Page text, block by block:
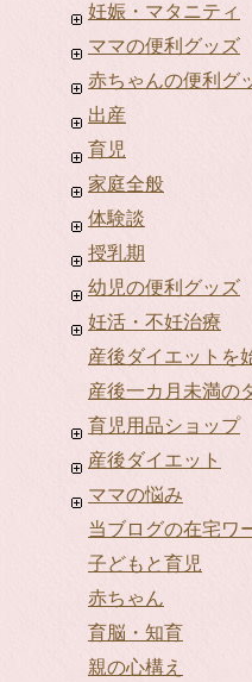
妊娠・マタニティ
ママの便利グッズ
赤ちゃんの便利グ
出産
育児
家庭全般
体験談
授乳期
幼児の便利グッズ
妊活・不妊治療
産後ダイエットを
産後一カ月未満の
育児用品ショップ
産後ダイエット
ママの悩み
当ブログの在宅ワ
子どもと育児
赤ちゃん
育脳・知育
親の心構え